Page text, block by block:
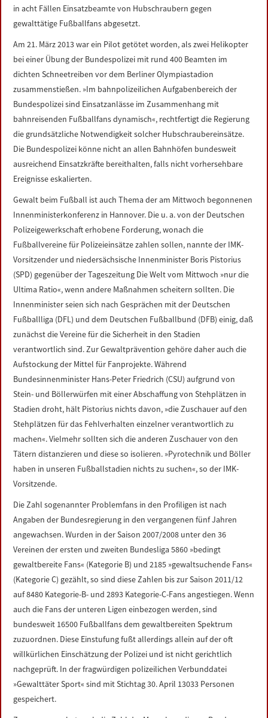
in acht Fällen Einsatzbeamte von Hubschraubern gegen
gewalttätige Fußballfans abgesetzt.
Am 21. März 2013 war ein Pilot getötet worden, als zwei Helikopter
bei einer Übung der Bundespolizei mit rund 400 Beamten im
dichten Schneetreiben vor dem Berliner Olympiastadion
zusammenstießen. »Im bahnpolizeilichen Aufgabenbereich der
Bundespolizei sind Einsatzanlässe im Zusammenhang mit
bahnreisenden Fußballfans dynamisch«, rechtfertigt die Regierung
die grundsätzliche Notwendigkeit solcher Hubschraubereinsätze.
Die Bundespolizei könne nicht an allen Bahnhöfen bundesweit
ausreichend Einsatzkräfte bereithalten, falls nicht vorhersehbare
Ereignisse eskalierten.
Gewalt beim Fußball ist auch Thema der am Mittwoch begonnenen
Innenministerkonferenz in Hannover. Die u. a. von der Deutschen
Polizeigewerkschaft erhobene Forderung, wonach die
Fußballvereine für Polizeieinsätze zahlen sollen, nannte der IMK-
Vorsitzender und niedersächsische Innenminister Boris Pistorius
(SPD) gegenüber der Tageszeitung Die Welt vom Mittwoch »nur die
Ultima Ratio«, wenn andere Maßnahmen scheitern sollten. Die
Innenminister seien sich nach Gesprächen mit der Deutschen
Fußballliga (DFL) und dem Deutschen Fußballbund (DFB) einig, daß
zunächst die Vereine für die Sicherheit in den Stadien
verantwortlich sind. Zur Gewaltprävention gehöre daher auch die
Aufstockung der Mittel für Fanprojekte. Während
Bundesinnenminister Hans-Peter Friedrich (CSU) aufgrund von
Stein- und Böllerwürfen mit einer Abschaffung von Stehplätzen in
Stadien droht, hält Pistorius nichts davon, »die Zuschauer auf den
Stehplätzen für das Fehlverhalten einzelner verantwortlich zu
machen«. Vielmehr sollten sich die anderen Zuschauer von den
Tätern distanzieren und diese so isolieren. »Pyrotechnik und Böller
haben in unseren Fußballstadien nichts zu suchen«, so der IMK-
Vorsitzende.
Die Zahl sogenannter Problemfans in den Profiligen ist nach
Angaben der Bundesregierung in den vergangenen fünf Jahren
angewachsen. Wurden in der Saison 2007/2008 unter den 36
Vereinen der ersten und zweiten Bundesliga 5860 »bedingt
gewaltbereite Fans« (Kategorie B) und 2185 »gewaltsuchende Fans«
(Kategorie C) gezählt, so sind diese Zahlen bis zur Saison 2011/12
auf 8480 Kategorie-B- und 2893 Kategorie-C-Fans angestiegen. Wenn
auch die Fans der unteren Ligen einbezogen werden, sind
bundesweit 16500 Fußballfans dem gewaltbereiten Spektrum
zuzuordnen. Diese Einstufung fußt allerdings allein auf der oft
willkürlichen Einschätzung der Polizei und ist nicht gerichtlich
nachgeprüft. In der fragwürdigen polizeilichen Verbunddatei
»Gewalttäter Sport« sind mit Stichtag 30. April 13033 Personen
gespeichert.